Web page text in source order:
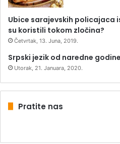
Ubice sarajevskih policajaca
su koristili tokom zločina?
Četvrtak, 13. Juna, 2019.
Srpski jezik od naredne
Utorak, 21. Januara, 2020.
Pratite nas